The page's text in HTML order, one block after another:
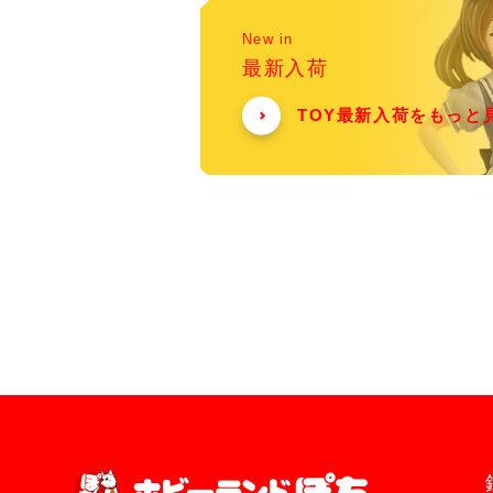
New in
最新入荷
TOY最新入荷をもっと